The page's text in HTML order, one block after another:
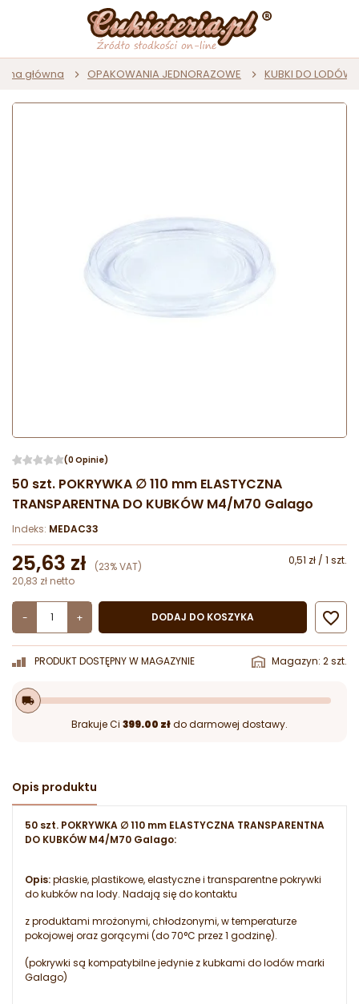
główna OPAKOWANIA JEDNORAZOWE KUBKI DO LODÓW
(0 Opinie)
50 szt. POKRYWKA ∅ 110 mm ELASTYCZNA
TRANSPARENTNA DO KUBKÓW M4/M70 Galago
Indeks: MEDAC33
25,63 zł (23% VAT)
0,51 zł / 1 szt.
20,83 zł netto
- + DODAJ DO KOSZYKA 
PRODUKT DOSTĘPNY W MAGAZYNIE Magazyn: 2 szt.
local_shipping
Brakuje Ci 399.00 złdo darmowej dostawy.
Opis produktu
50 szt. POKRYWKA ∅ 110 mm ELASTYCZNA TRANSPARENTNA
DO KUBKÓW M4/M70 Galago:
Opis:płaskie, plastikowe, elastyczne i transparentne pokrywki
do kubków na lody. Nadają się do kontaktu
z produktami mrożonymi, chłodzonymi, w temperaturze
pokojowej oraz gorącymi (do 70°C przez 1 godzinę).
(pokrywki są kompatybilne jedynie z kubkami do lodów marki
Galago)